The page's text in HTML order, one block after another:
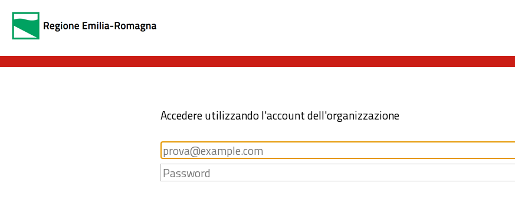
Accedere utilizzando l'account dell'organizzazione